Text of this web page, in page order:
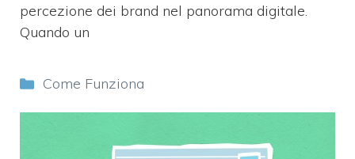
percezione dei brand nel panorama digitale.
Quando un
Categorie
Come Funziona